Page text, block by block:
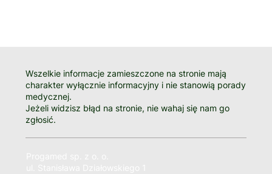
Wszelkie informacje zamieszczone na stronie mają
charakter wyłącznie informacyjny i nie stanowią porady
medycznej.
Jeżeli widzisz błąd na stronie, nie wahaj się nam go
zgłosić.